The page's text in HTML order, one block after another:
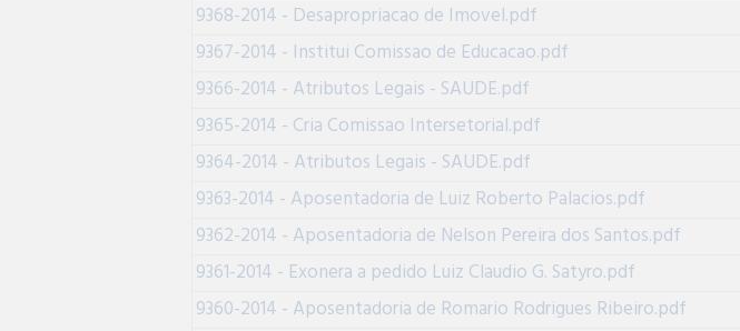
9368-2014 - Desapropriacao de Imovel.pdf
9367-2014 - Institui Comissao de Educacao.pdf
9366-2014 - Atributos Legais - SAUDE.pdf
9365-2014 - Cria Comissao Intersetorial.pdf
9364-2014 - Atributos Legais - SAUDE.pdf
9363-2014 - Aposentadoria de Luiz Roberto Palacios.pdf
9362-2014 - Aposentadoria de Nelson Pereira dos Santos.pdf
9361-2014 - Exonera a pedido Luiz Claudio G. Satyro.pdf
9360-2014 - Aposentadoria de Romario Rodrigues Ribeiro.pdf